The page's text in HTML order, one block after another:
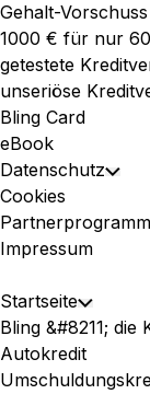
Gehalt-Vorschuss
1000 € für nur
getestete
unseriöse
Bling Card
eBook
Datenschutz
Menu
Cookies
Partnerprogramm
Impressum
Expand
Menu
Startseite Toggle
Child
Menu
Bling &#8211;
Autokredit